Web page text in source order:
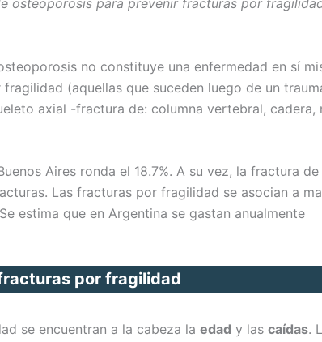
no constituye una enfermedad en sí
(aquellas que suceden luego de un
axial -fractura de: columna vertebral, cadera,
Aires ronda el 18.7%. A su vez, la fractura
Las fracturas por fragilidad se asocian a
estima que en Argentina se gastan anualmente
por fragilidad
se encuentran a la cabeza la edad y las caídas.